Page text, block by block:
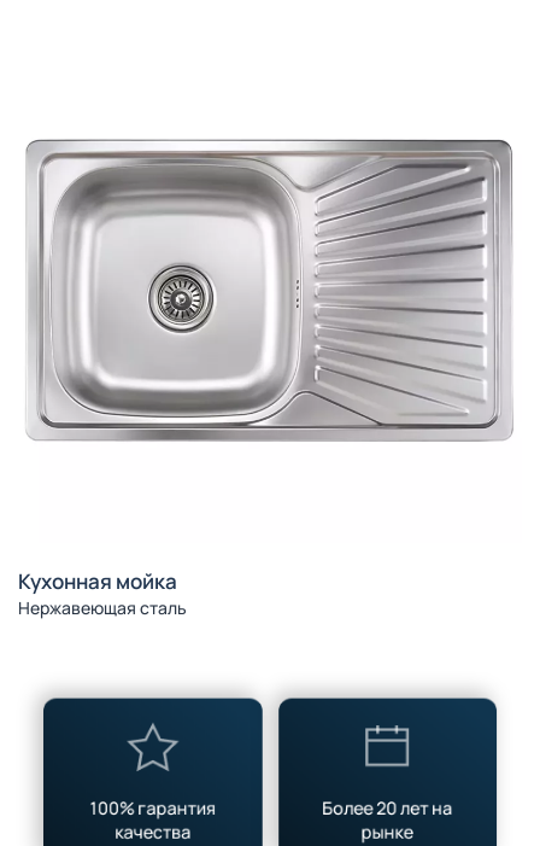
Смеситель для умывальника
SAP1-A090 Нержавейка
100% гарантия
качества
Более 20 лет на
рынке